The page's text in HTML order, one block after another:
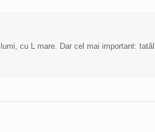
cu L mare. Dar cel mai important: